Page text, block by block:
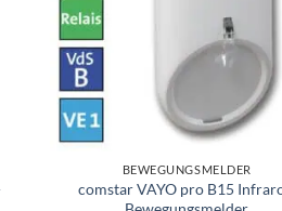
BEWEGUNGSMELDER
comstar VAYO pro B15